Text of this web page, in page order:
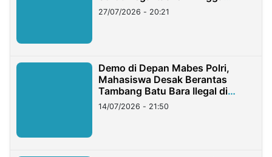
Stockpile
27/07/2026 - 20:21
Demo di Depan Mabes Polri,
Mahasiswa Desak Berantas
Tambang Batu Bara Ilegal di
Lampung
14/07/2026 - 21:50